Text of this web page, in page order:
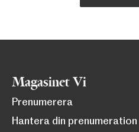
Magasinet Vi
Prenumerera
Hantera din prenumeration